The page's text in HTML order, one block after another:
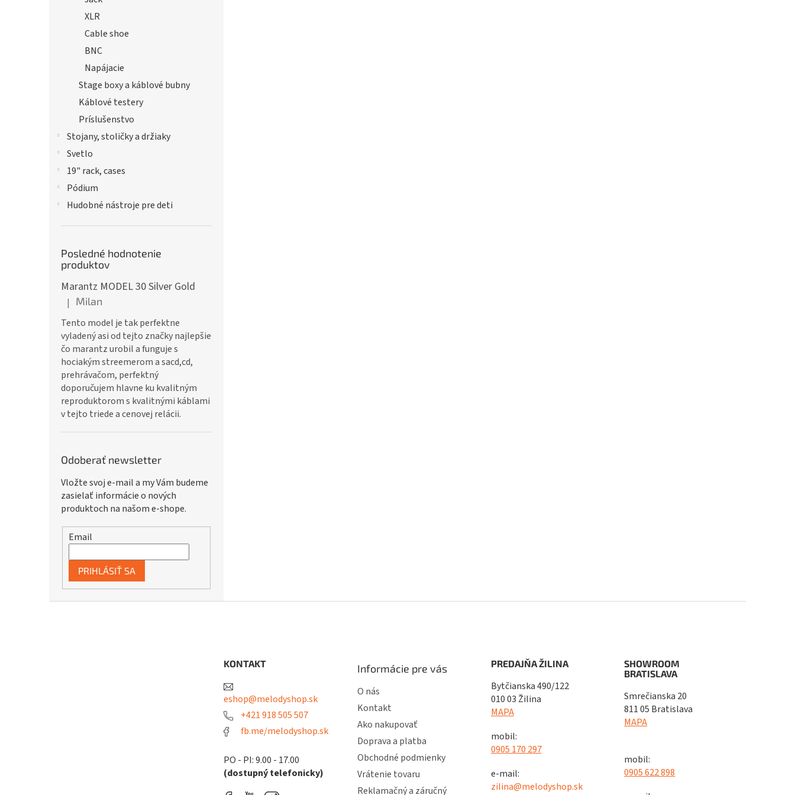
XLR
Cable shoe
BNC
Napájacie
Stage boxy a káblové bubny
Káblové testery
Príslušenstvo
Stojany, stoličky a držiaky
Svetlo
19" rack, cases
Pódium
Hudobné nástroje pre deti
Posledné hodnotenie
produktov
Marantz MODEL 30 Silver Gold
Hodnotenie produktu je 5 z 5 hviezdičiek.
| Milan
Tento model je tak perfektne
vyladený asi od tejto značky najlepšie
čo marantz urobil a funguje s
hociakým streemerom a sacd,cd,
prehrávačom, perfektný
doporučujem hlavne ku kvalitným
reproduktorom s kvalitnými káblami
v tejto triede a cenovej relácii.
Odoberať newsletter
Vložte svoj e-mail a my Vám budeme
zasielať informácie o nových
produktoch na našom e-shope.
Email
PRIHLÁSIŤ SA
KONTAKT
eshop@melodyshop.sk
+421 918 505 507
fb.me/melodyshop.sk
PO - PI: 9.00 - 17.00
(dostupný telefonicky)
Informácie pre vás
O nás
Kontakt
Ako nakupovať
Doprava a platba
Obchodné podmienky
Vrátenie tovaru
Reklamačný a záručný
PREDAJŇA ŽILINA
Bytčianska 490/122
010 03 Žilina
MAPA
mobil:
0905 170 297
e-mail:
zilina@melodyshop.sk
SHOWROOM
BRATISLAVA
Smrečianska 20
811 05 Bratislava
MAPA
mobil:
0905 622 898